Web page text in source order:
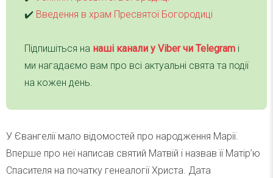
✔️ Введення в храм Пресвятої Богородиці
Підпишіться на наші канали у Viber чи Telegram і
ми нагадаємо вам про всі актуальні свята та події
на кожен день.
У Євангелії мало відомостей про народження Марії.
Вперше про неї написав святий Матвій і назвав її Матір’ю
Спасителя на початку генеалогії Христа. Дата